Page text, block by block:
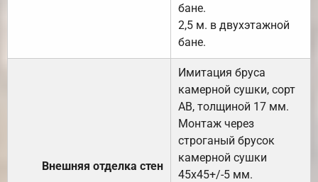
бане.
2,5 м. в двухэтажной
бане.
Внешняя отделка стен
Имитация бруса
камерной сушки, сорт
АВ, толщиной 17 мм.
Монтаж через
строганый брусок
камерной сушки
45х45+/-5 мм.